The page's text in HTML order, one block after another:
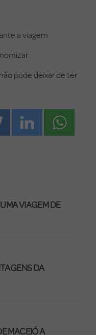
a viagem
pode deixar de ter
VIAGEM DE
DA
MACEIÓ A